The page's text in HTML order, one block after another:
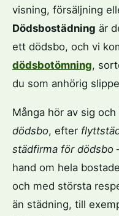
visning, försäljning
Dödsbostädning är
ett dödsbo, och vi
dödsbotömning,
du som anhörig
Många hör av sig
dödsbo, efter
städfirma för dödsbo
hand om hela
och med största
än städning, till